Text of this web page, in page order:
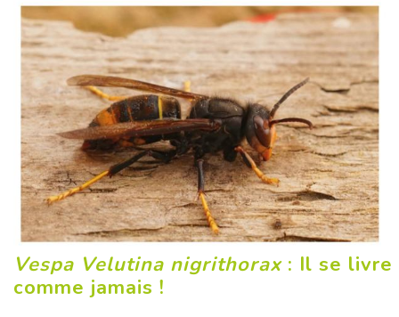
Vespa Velutina nigrithorax : Il se livre
comme jamais !